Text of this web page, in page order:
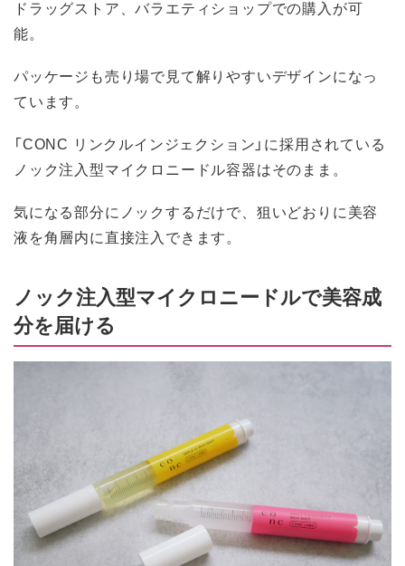
ドラッグストア、バラエティショップでの購入が可
能。
パッケージも売り場で見て解りやすいデザインになっ
ています。
「CONC リンクルインジェクション」に採用されている
ノック注入型マイクロニードル容器はそのまま。
気になる部分にノックするだけで、狙いどおりに美容
液を角層内に直接注入できます。
ノック注入型マイクロニードルで美容成
分を届ける